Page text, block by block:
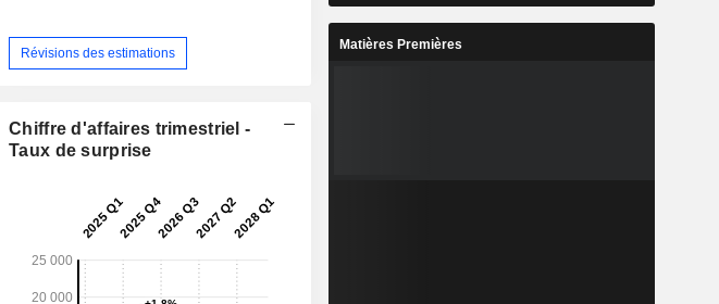
Révisions des estimations
Chiffre d'affaires trimestriel -
Taux de surprise
Matières Premières